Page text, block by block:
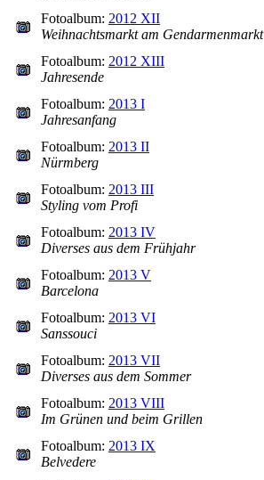
Fotoalbum: 2012 XII
Weihnachtsmarkt am Gendarmenmarkt
Fotoalbum: 2012 XIII
Jahresende
Fotoalbum: 2013 I
Jahresanfang
Fotoalbum: 2013 II
Nürmberg
Fotoalbum: 2013 III
Styling vom Profi
Fotoalbum: 2013 IV
Diverses aus dem Frühjahr
Fotoalbum: 2013 V
Barcelona
Fotoalbum: 2013 VI
Sanssouci
Fotoalbum: 2013 VII
Diverses aus dem Sommer
Fotoalbum: 2013 VIII
Im Grünen und beim Grillen
Fotoalbum: 2013 IX
Belvedere